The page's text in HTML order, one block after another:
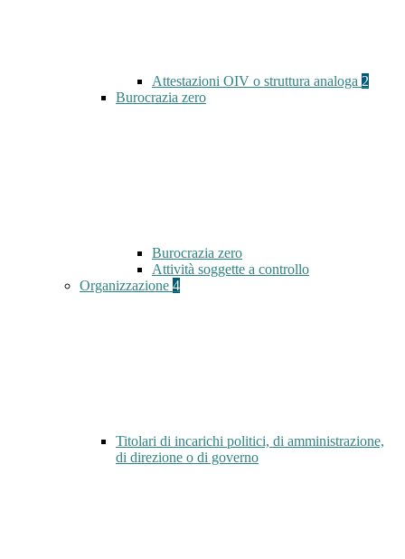
Attestazioni OIV o struttura analoga 2
Burocrazia zero
Burocrazia zero
Attività soggette a controllo
Organizzazione 4
Titolari di incarichi politici, di amministrazione,
di direzione o di governo